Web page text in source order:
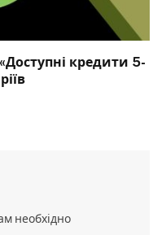
кредити 5-
необхідно